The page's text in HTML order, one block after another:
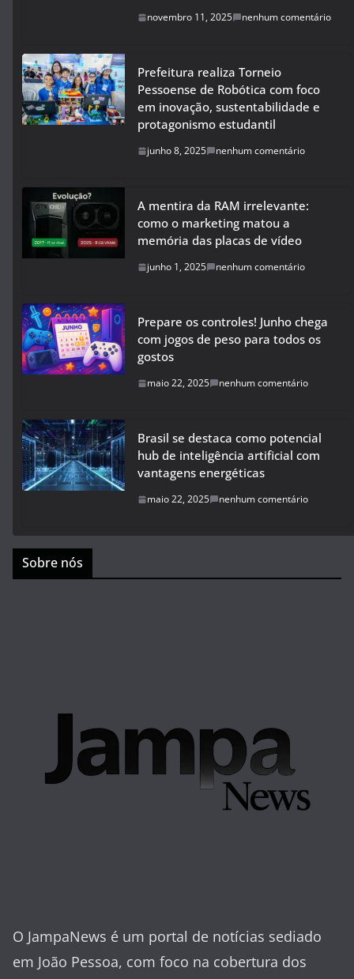
novembro 11, 2025 nenhum comentário
Prefeitura realiza Torneio
Pessoense de Robótica com foco
em inovação, sustentabilidade e
protagonismo estudantil
junho 8, 2025 nenhum comentário
A mentira da RAM irrelevante:
como o marketing matou a
memória das placas de vídeo
junho 1, 2025 nenhum comentário
Prepare os controles! Junho chega
com jogos de peso para todos os
gostos
maio 22, 2025 nenhum comentário
Brasil se destaca como potencial
hub de inteligência artificial com
vantagens energéticas
maio 22, 2025 nenhum comentário
Sobre nós
O JampaNews é um portal de notícias sediado
em João Pessoa, com foco na cobertura dos